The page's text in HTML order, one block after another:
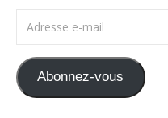
Abonnez-vous